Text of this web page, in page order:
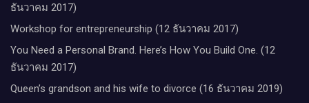
ธันวาคม 2017)
Workshop for entrepreneurship (12 ธันวาคม 2017)
You Need a Personal Brand. Here’s How You Build One. (12
ธันวาคม 2017)
Queen’s grandson and his wife to divorce (16 ธันวาคม 2019)